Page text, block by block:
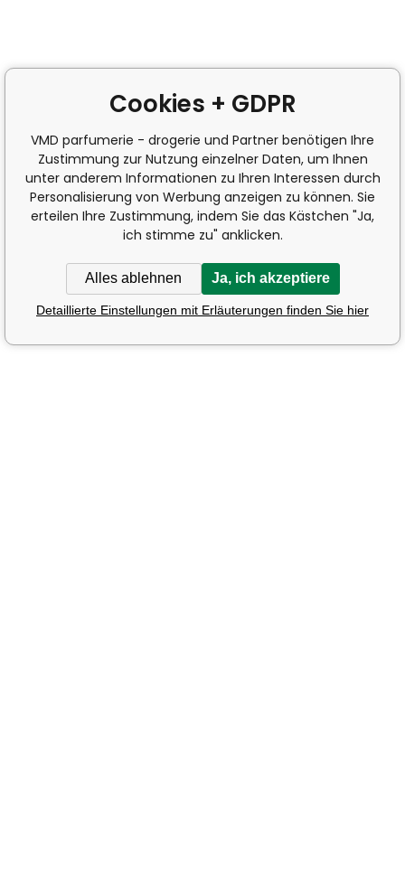
Cookies + GDPR
VMD parfumerie - drogerie und Partner benötigen Ihre
Zustimmung zur Nutzung einzelner Daten, um Ihnen
unter anderem Informationen zu Ihren Interessen durch
Personalisierung von Werbung anzeigen zu können. Sie
erteilen Ihre Zustimmung, indem Sie das Kästchen "Ja,
ich stimme zu" anklicken.
Alles ablehnen Ja, ich akzeptiere
Detaillierte Einstellungen mit Erläuterungen finden Sie hier